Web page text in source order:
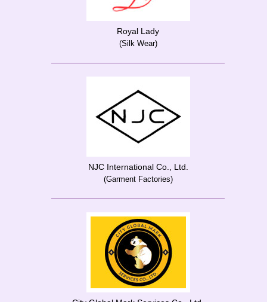
Royal Lady
(Silk Wear)
NJC International Co., Ltd.
(Garment Factories)